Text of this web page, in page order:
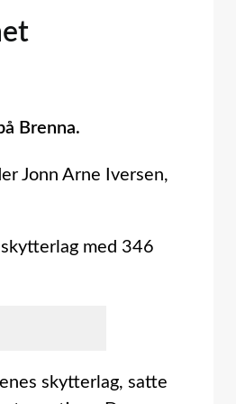
Brenna.
Jonn Arne Iversen,
med 346
skytterlag, satte